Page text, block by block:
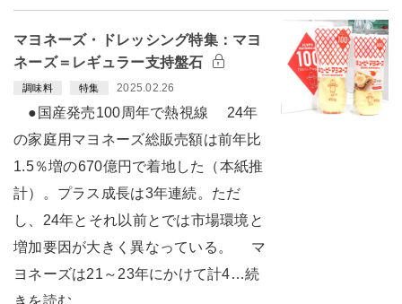
マヨネーズ・ドレッシング特集：マヨ
ネーズ＝レギュラー支持盤石
調味料 特集 2025.02.26
●国産発売100周年で熱視線 24年
の家庭用マヨネーズ総販売額は前年比
1.5％増の670億円で着地した（本紙推
計）。プラス成長は3年連続。ただ
し、24年とそれ以前とでは市場環境と
増加要因が大きく異なっている。 マ
ヨネーズは21～23年にかけて計4…続